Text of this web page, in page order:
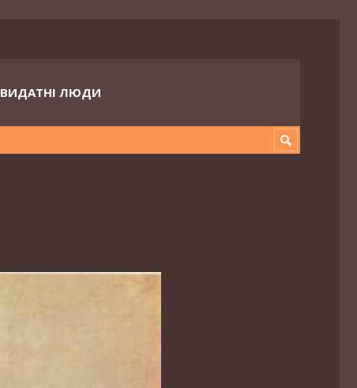
ВИДАТНІ ЛЮДИ